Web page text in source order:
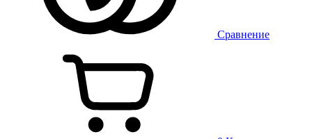
Сравнение